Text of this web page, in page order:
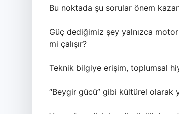
Bu noktada şu sorular önem
Güç dediğimiz şey yalnızca
mi çalışır?
Teknik bilgiye erişim, toplumsal
“Beygir gücü” gibi kültürel olarak